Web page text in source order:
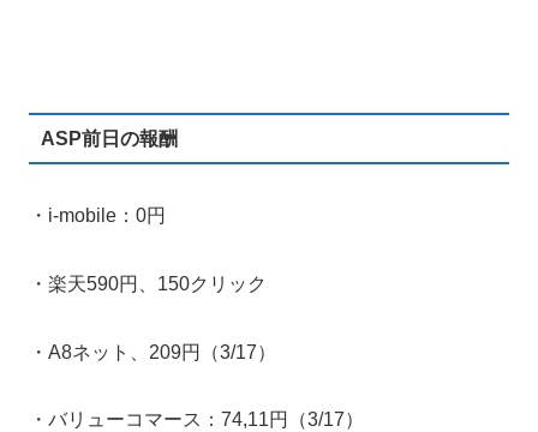
ASP前日の報酬
・i-mobile：0円
・楽天590円、150クリック
・A8ネット、209円（3/17）
・バリューコマース：74,11円（3/17）